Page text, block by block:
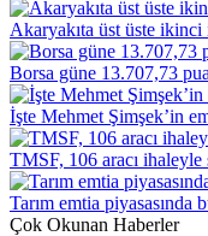
Akaryakıta üst üste
Borsa güne 13.707,73
İşte Mehmet Şimşek’in
TMSF, 106 aracı ihaleyle
Tarım emtia piyasasında
Çok Okunan Haberler